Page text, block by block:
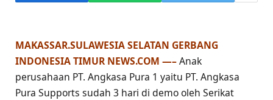
MAKASSAR.SULAWESIA SELATAN GERBANG
INDONESIA TIMUR NEWS.COM —–Anak
perusahaan PT. Angkasa Pura 1 yaitu PT. Angkasa
Pura Supports sudah 3 hari di demo oleh Serikat